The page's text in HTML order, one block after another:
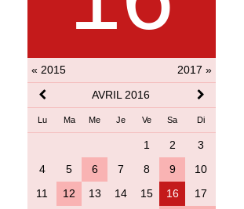
« 2015
2017 »
AVRIL 2016
Lu Ma Me Je Ve Sa Di
1 2
3
4
5 6 7 8 9
10
11
12 13 14 15 16
17